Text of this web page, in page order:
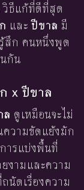
วิธีแก้ที่ดีที่สุด
และปีขาล มี
สึก คนหนึ่งพูด
กัน
x ปีขาล
ล ดูเหมือนจะไม่
ความขัดแย้งมัก
ารแบ่งพื้นที่
งามและความ
นัดเรื่องความ